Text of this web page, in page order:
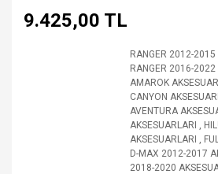
9.425,00 TL
RANGER 2012-2015
RANGER 2016-2022
AMAROK
CANYON
AVENTURA
AKSESUARLARI ,
AKSESUARLARI ,
D-MAX 2012-2017
2018-2020